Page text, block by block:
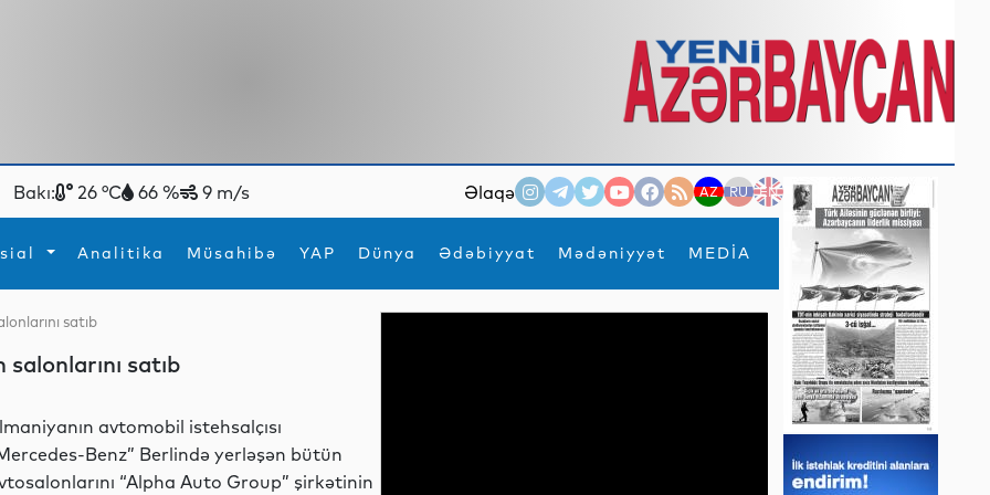
Bakı: 26 °C 66 % 9 m/s Əlaqə AZ RU EN
Analitika Müsahibə YAP Dünya Ədəbiyyat Mədəniyyət MEDİA
×
İdmanYeni texnologiyalar
satıb
satıb
avtomobil istehsalçısı
Benz” Berlində yerləşən bütün
“Alpha Auto Group” şirkətinin